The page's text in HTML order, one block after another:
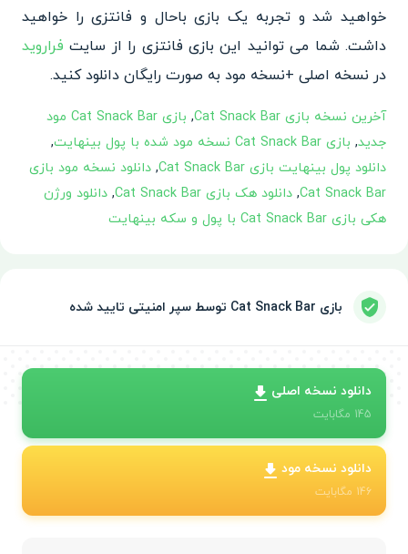
خواهید شد و تجربه یک بازی باحال و فانتزی را خواهید
داشت. شما می توانید این بازی فانتزی را از سایت فراروید
در نسخه اصلی +نسخه مود به صورت رایگان دانلود کنید.
آخرین نسخه بازی Cat Snack Bar ,
بازی Cat Snack Bar مود
جدید, بازی Cat Snack Bar نسخه مود شده با پول بینهایت
,
دانلود پول بینهایت بازی Cat Snack Bar
, دانلود نسخه مود بازی
Cat Snack Bar
, دانلود هک بازی Cat Snack Bar , دانلود ورژن
هکی بازی Cat Snack Bar با پول و سکه بینهایت
بازی Cat Snack Bar توسط سپر امنیتی تایید شده
دانلود نسخه اصلی
145 مگابایت
دانلود نسخه مود
146 مگابایت